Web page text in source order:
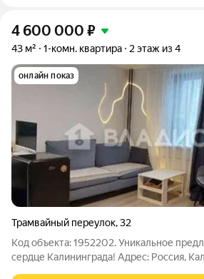
4 600 000 ₽
43 м² 1-комн. квартира 2 этаж из 4
онлайн показ
Трамвайный переулок,32
Код объекта: 1952202. Уникальное предложение в самом
сердце Калининграда! Адрес: Россия, Калининград,